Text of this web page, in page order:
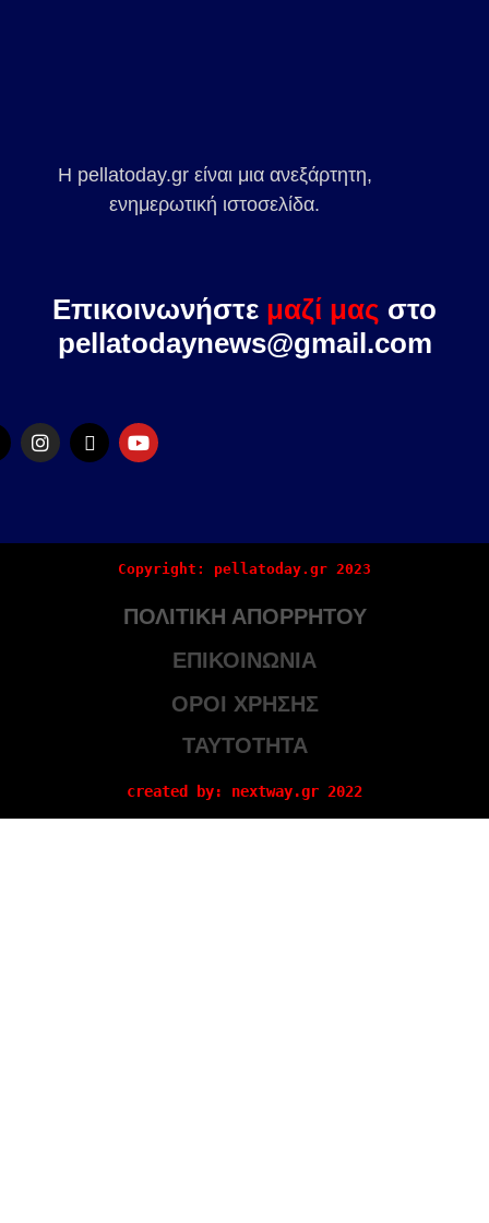
Η pellatoday.gr είναι μια ανεξάρτητη,
ενημερωτική ιστοσελίδα.
Επικοινωνήστε μαζί μας στο
pellatodaynews@gmail.com
Copyright: pellatoday.gr 2023
ΠΟΛΙΤΙΚΗ ΑΠΟΡΡΗΤΟΥ
ΕΠΙΚΟΙΝΩΝΙΑ
ΟΡΟΙ ΧΡΗΣΗΣ
ΤΑΥΤΟΤΗΤΑ
created by: nextway.gr 2022